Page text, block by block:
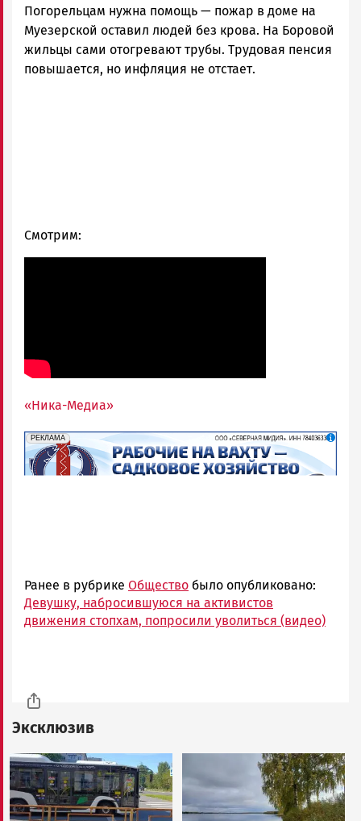
Петрозаводска
и
Карелии
|
Погорельцам нужна помощь — пожар в доме на
Муезерской оставил людей без крова. На Боровой
жильцы сами отогревают трубы. Трудовая пенсия
повышается, но инфляция не отстает.
Смотрим:
«Ника-Медиа»
erid: 2SDnjf467GP
РЕКЛАМА
Реклама
Ранее в рубрике Общество было опубликовано:
Девушку, набросившуюся на активистов
движения стопхам, попросили уволиться (видео)
Эксклюзив
Image